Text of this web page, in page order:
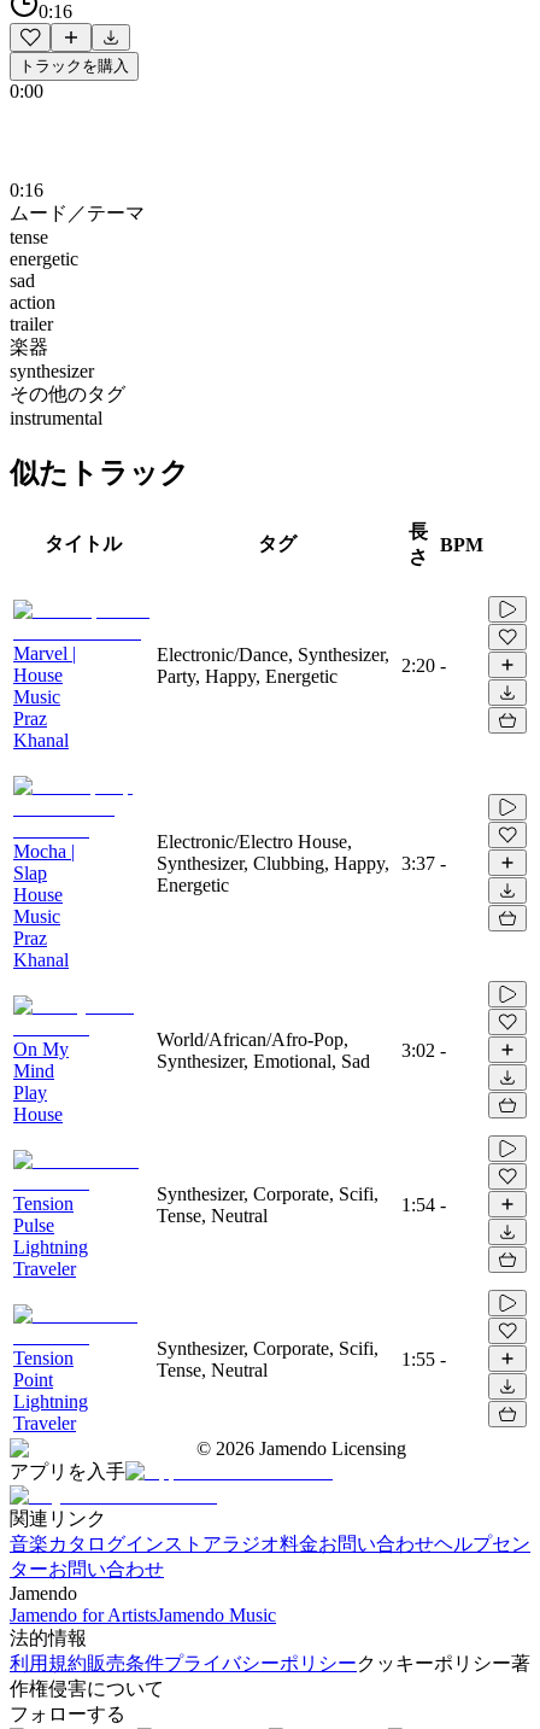
0:16
トラックを購入
0:00
0:16
ムード／テーマ
tense
energetic
sad
action
trailer
楽器
synthesizer
その他のタグ
instrumental
似たトラック
タイトル タグ
長
さ
BPM
Marvel |
House
Music
Praz
Khanal
Electronic/Dance, Synthesizer,
Party, Happy, Energetic
2:20 -
Mocha |
Slap
House
Music
Praz
Khanal
Electronic/Electro House,
Synthesizer, Clubbing, Happy,
Energetic
3:37 -
On My
Mind
Play
House
World/African/Afro-Pop,
Synthesizer, Emotional, Sad
3:02 -
Tension
Pulse
Lightning
Traveler
Synthesizer, Corporate, Scifi,
Tense, Neutral
1:54 -
Tension
Point
Lightning
Traveler
Synthesizer, Corporate, Scifi,
Tense, Neutral
1:55 -
© 2026 Jamendo Licensing
アプリを入手
関連リンク
音楽カタログインストアラジオ料金お問い合わせヘルプセン
ターお問い合わせ
Jamendo
Jamendo for ArtistsJamendo Music
法的情報
利用規約販売条件プライバシーポリシークッキーポリシー著
作権侵害について
フォローする